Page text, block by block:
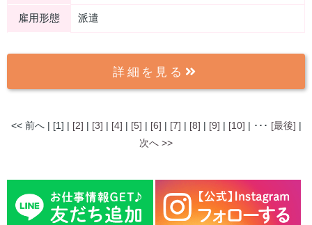
雇用形態 派遣
詳細を見る
<< 前へ | [1] | [2] | [3] | [4] | [5] | [6] | [7] | [8] | [9] | [10] | ･･･ [最後] |
次へ >>